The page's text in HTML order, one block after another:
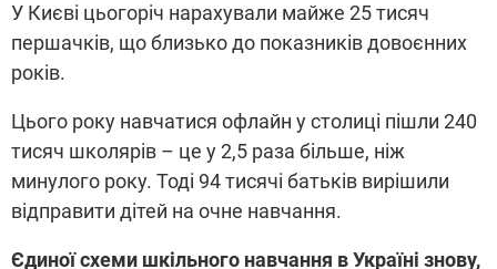
У Києві цьогоріч нарахували майже 25 тисяч
першачків, що близько до показників довоєнних
років.
Цього року навчатися офлайн у столиці пішли 240
тисяч школярів – це у 2,5 раза більше, ніж
минулого року. Тоді 94 тисячі батьків вирішили
відправити дітей на очне навчання.
Єдиної схеми шкільного навчання в Україні знову,